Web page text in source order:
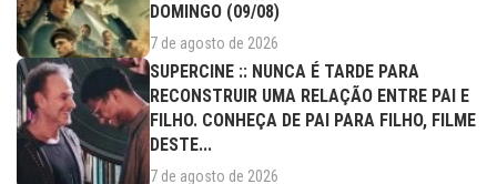
DOMINGO (09/08)
7 de agosto de 2026
SUPERCINE :: NUNCA É TARDE PARA
RECONSTRUIR UMA RELAÇÃO ENTRE PAI E
FILHO. CONHEÇA DE PAI PARA FILHO, FILME
DESTE...
7 de agosto de 2026